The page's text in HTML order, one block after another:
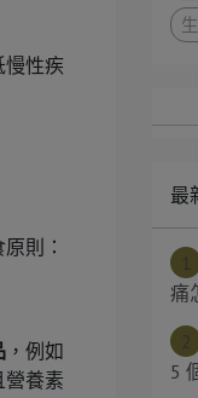
慢性疾
則：
，例如
營養素
最
痛
5